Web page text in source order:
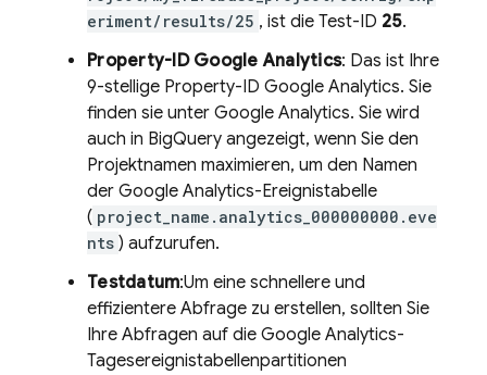
eriment/results/25 , ist die Test-ID 25.
Property-ID Google Analytics: Das ist Ihre
9-stellige Property-ID Google Analytics. Sie
finden sie unter Google Analytics. Sie wird
auch in BigQuery angezeigt, wenn Sie den
Projektnamen maximieren, um den Namen
der Google Analytics-Ereignistabelle
( project_name.analytics_000000000.eve
nts ) aufzurufen.
Testdatum:Um eine schnellere und
effizientere Abfrage zu erstellen, sollten Sie
Ihre Abfragen auf die Google Analytics-
Tagesereignistabellenpartitionen